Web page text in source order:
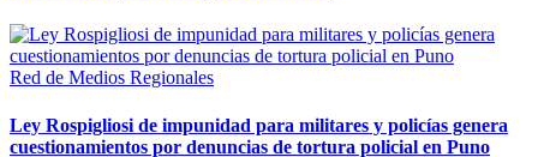
Red de Medios Regionales
Ley Rospigliosi de impunidad para militares y policías genera
cuestionamientos por denuncias de tortura policial en Puno